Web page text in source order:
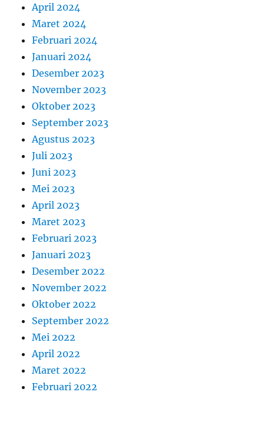
April 2024
Maret 2024
Februari 2024
Januari 2024
Desember 2023
November 2023
Oktober 2023
September 2023
Agustus 2023
Juli 2023
Juni 2023
Mei 2023
April 2023
Maret 2023
Februari 2023
Januari 2023
Desember 2022
November 2022
Oktober 2022
September 2022
Mei 2022
April 2022
Maret 2022
Februari 2022